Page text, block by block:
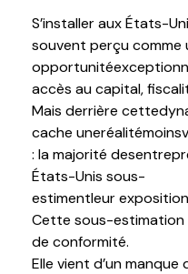
S’installer aux États-
souvent perçu comme
opportunité
accès au capital,
Mais derrière cette
cache uneréalitémoins
: lamajorité des
États-Unis sous-
estimentleurexposition
Cette sous-estimation
de conformité.
Elle vient d’un manque